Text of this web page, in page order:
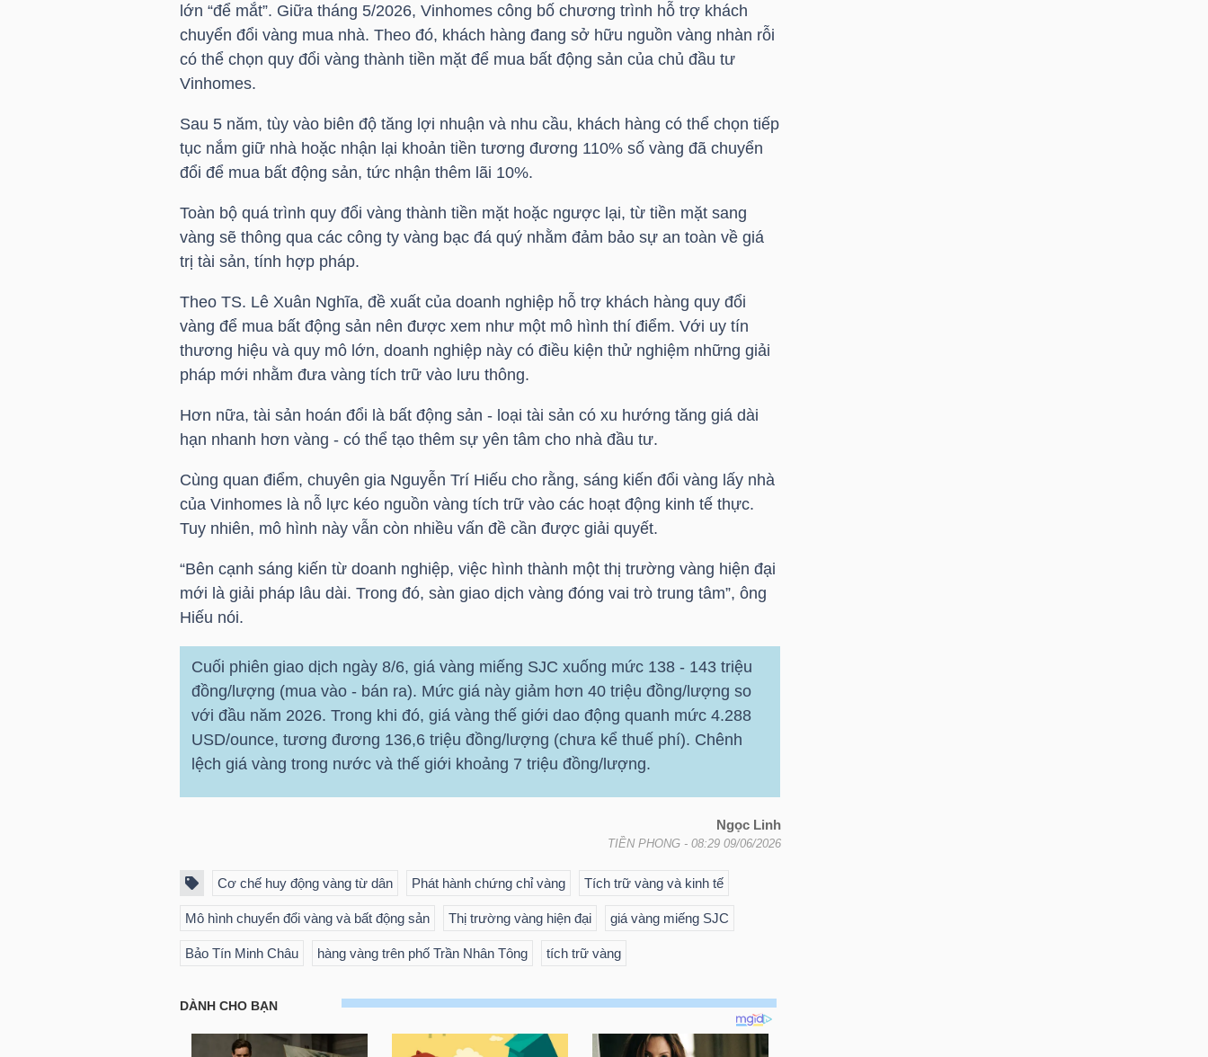
lớn “để mắt”. Giữa tháng 5/2026, Vinhomes công bố chương trình hỗ trợ khách
chuyển đổi vàng mua nhà. Theo đó, khách hàng đang sở hữu nguồn vàng nhàn rỗi
có thể chọn quy đổi vàng thành tiền mặt để mua bất động sản của chủ đầu tư
Vinhomes.
Sau 5 năm, tùy vào biên độ tăng lợi nhuận và nhu cầu, khách hàng có thể chọn tiếp
tục nắm giữ nhà hoặc nhận lại khoản tiền tương đương 110% số vàng đã chuyển
đổi để mua bất động sản, tức nhận thêm lãi 10%.
Toàn bộ quá trình quy đổi vàng thành tiền mặt hoặc ngược lại, từ tiền mặt sang
vàng sẽ thông qua các công ty vàng bạc đá quý nhằm đảm bảo sự an toàn về giá
trị tài sản, tính hợp pháp.
​Theo TS. Lê Xuân Nghĩa, đề xuất của doanh nghiệp hỗ trợ khách hàng quy đổi
vàng để mua bất động sản nên được xem như một mô hình thí điểm. Với uy tín
thương hiệu và quy mô lớn, doanh nghiệp này có điều kiện thử nghiệm những giải
pháp mới nhằm đưa vàng tích trữ vào lưu thông.
Hơn nữa, tài sản hoán đổi là bất động sản - loại tài sản có xu hướng tăng giá dài
hạn nhanh hơn vàng - có thể tạo thêm sự yên tâm cho nhà đầu tư.
Cùng quan điểm, chuyên gia Nguyễn Trí Hiếu cho rằng, sáng kiến đổi vàng lấy nhà
của Vinhomes là nỗ lực kéo nguồn vàng tích trữ vào các hoạt động kinh tế thực.
Tuy nhiên, mô hình này vẫn còn nhiều vấn đề cần được giải quyết.
“Bên cạnh sáng kiến từ doanh nghiệp, việc hình thành một thị trường vàng hiện đại
mới là giải pháp lâu dài. Trong đó, sàn giao dịch vàng đóng vai trò trung tâm”, ông
Hiếu nói.
Cuối phiên giao dịch ngày 8/6, giá vàng miếng SJC xuống mức 138 - 143 triệu
đồng/lượng (mua vào - bán ra). Mức giá này giảm hơn 40 triệu đồng/lượng so
với đầu năm 2026. Trong khi đó, giá vàng thế giới dao động quanh mức 4.288
USD/ounce, tương đương 136,6 triệu đồng/lượng (chưa kể thuế phí). Chênh
lệch giá vàng trong nước và thế giới khoảng 7 triệu đồng/lượng.
​Ngọc Linh
TIỀN PHONG - 08:29 09/06/2026
Cơ chế huy động vàng từ dân Phát hành chứng chỉ vàng Tích trữ vàng và kinh tế
Mô hình chuyển đổi vàng và bất động sản Thị trường vàng hiện đại giá vàng miếng SJC
Bảo Tín Minh Châu hàng vàng trên phố Trần Nhân Tông tích trữ vàng